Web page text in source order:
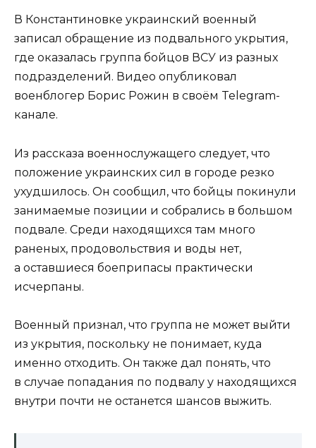
В Константиновке украинский военный
записал обращение из подвального укрытия,
где оказалась группа бойцов ВСУ из разных
подразделений. Видео опубликовал
военблогер Борис Рожин в своём Telegram-
канале.
Из рассказа военнослужащего следует, что
положение украинских сил в городе резко
ухудшилось. Он сообщил, что бойцы покинули
занимаемые позиции и собрались в большом
подвале. Среди находящихся там много
раненых, продовольствия и воды нет,
а оставшиеся боеприпасы практически
исчерпаны.
Военный признал, что группа не может выйти
из укрытия, поскольку не понимает, куда
именно отходить. Он также дал понять, что
в случае попадания по подвалу у находящихся
внутри почти не останется шансов выжить.